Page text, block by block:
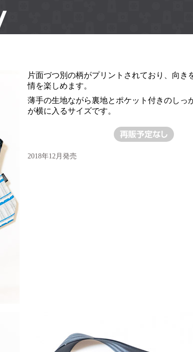
片面づつ別の柄がプリントされており、向き
情を楽しめます。
薄手の生地ながら裏地とポケット付きのしっ
が横に入るサイズです。
2018年12月発売